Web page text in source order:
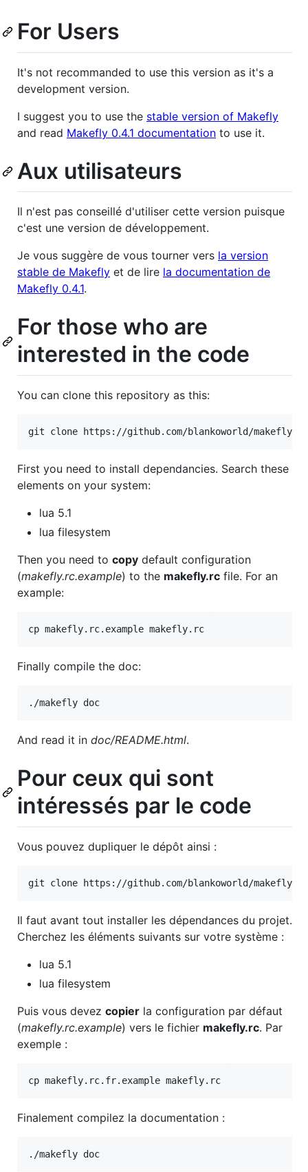
For Users
It's not recommanded to use this version as it's a
development version.
I suggest you to use the stable version of Makefly
and read Makefly 0.4.1 documentation to use it.
Aux utilisateurs
Il n'est pas conseillé d'utiliser cette version puisque
c'est une version de développement.
Je vous suggère de vous tourner vers la version
stable de Makefly et de lire la documentation de
Makefly 0.4.1.
For those who are
interested in the code
You can clone this repository as this:
First you need to install dependancies. Search these
elements on your system:
lua 5.1
lua filesystem
Then you need to copy default configuration
(makefly.rc.example) to the makefly.rc file. For an
example:
Finally compile the doc:
And read it in doc/README.html.
Pour ceux qui sont
intéressés par le code
Vous pouvez dupliquer le dépôt ainsi :
Il faut avant tout installer les dépendances du projet.
Cherchez les éléments suivants sur votre système :
lua 5.1
lua filesystem
Puis vous devez copier la configuration par défaut
(makefly.rc.example) vers le fichier makefly.rc. Par
exemple :
Finalement compilez la documentation :